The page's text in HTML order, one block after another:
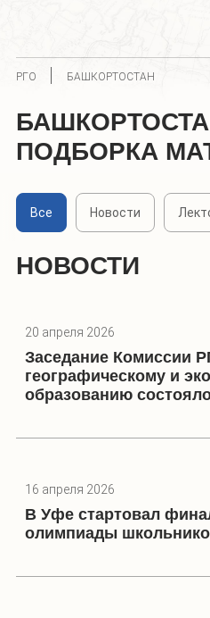
РГО БАШКОРТОСТАН
ПОДБОРКА
Все Новости
НОВОСТИ
20 апреля 2026
Заседание Комиссии
географическому и
образованию
16 апреля 2026
В Уфе стартовал
олимпиады